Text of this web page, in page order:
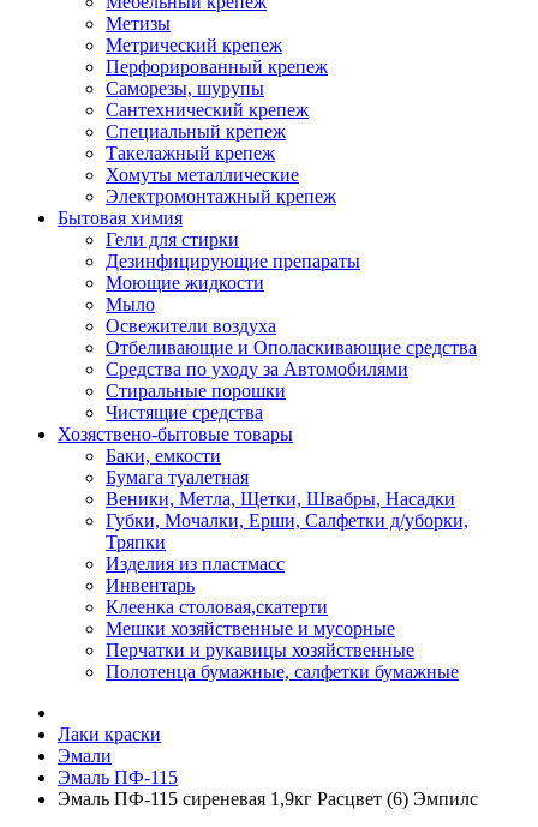
Метизы
Метрический крепеж
Перфорированный крепеж
Саморезы, шурупы
Сантехнический крепеж
Специальный крепеж
Такелажный крепеж
Хомуты металлические
Электромонтажный крепеж
Бытовая химия
Гели для стирки
Дезинфицирующие препараты
Моющие жидкости
Мыло
Освежители воздуха
Отбеливающие и Ополаскивающие средства
Средства по уходу за Автомобилями
Стиральные порошки
Чистящие средства
Хозяствено-бытовые товары
Баки, емкости
Бумага туалетная
Веники, Метла, Щетки, Швабры, Насадки
Губки, Мочалки, Ерши, Салфетки д/уборки,
Тряпки
Изделия из пластмасс
Инвентарь
Клеенка столовая,скатерти
Мешки хозяйственные и мусорные
Перчатки и рукавицы хозяйственные
Полотенца бумажные, салфетки бумажные
Лаки краски
Эмали
Эмаль ПФ-115
Эмаль ПФ-115 сиреневая 1,9кг Расцвет (6) Эмпилс